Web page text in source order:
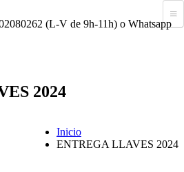
(L-V de 9h-11h) o Whatsapp
2024
Inicio
ENTREGA LLAVES 2024